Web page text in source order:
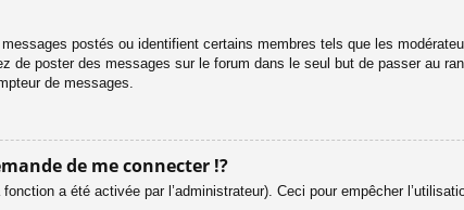
postés ou identifient certains membres tels que les
de poster des messages sur le forum dans le seul but de passer au
de messages.
de me connecter !?
a été activée par l’administrateur). Ceci pour empêcher